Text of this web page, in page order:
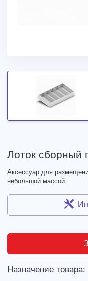
Лоток сборный
Аксессуар для
небольшой массой.
Назначение товара: